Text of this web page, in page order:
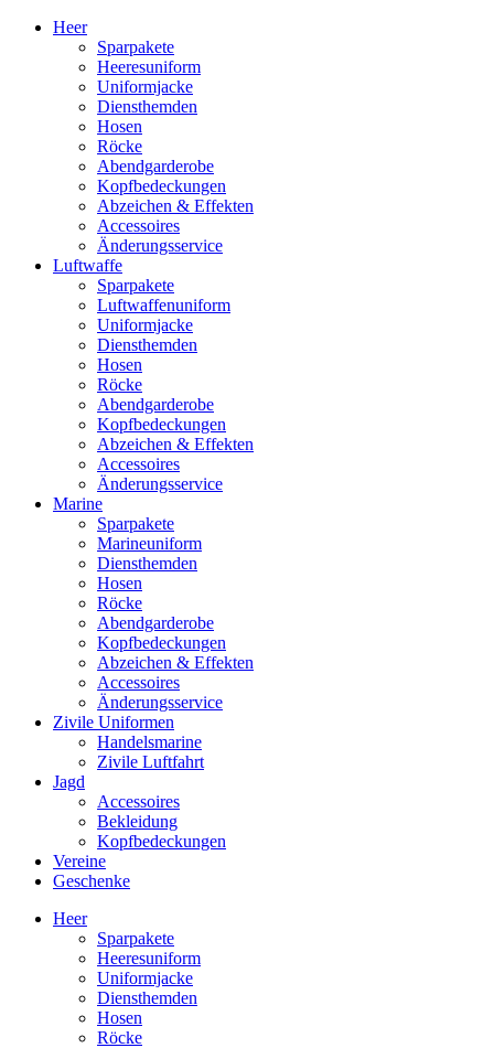
Heer
Sparpakete
Heeresuniform
Uniformjacke
Diensthemden
Hosen
Röcke
Abendgarderobe
Kopfbedeckungen
Abzeichen & Effekten
Accessoires
Änderungsservice
Luftwaffe
Sparpakete
Luftwaffenuniform
Uniformjacke
Diensthemden
Hosen
Röcke
Abendgarderobe
Kopfbedeckungen
Abzeichen & Effekten
Accessoires
Änderungsservice
Marine
Sparpakete
Marineuniform
Diensthemden
Hosen
Röcke
Abendgarderobe
Kopfbedeckungen
Abzeichen & Effekten
Accessoires
Änderungsservice
Zivile Uniformen
Handelsmarine
Zivile Luftfahrt
Jagd
Accessoires
Bekleidung
Kopfbedeckungen
Vereine
Geschenke
Heer
Sparpakete
Heeresuniform
Uniformjacke
Diensthemden
Hosen
Röcke